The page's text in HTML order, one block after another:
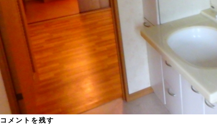
コメントを残す